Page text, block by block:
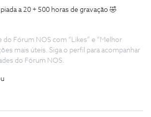
a 20 + 500 horas de gravação 🤣
do Fórum NOS com “Likes” e “Melhor
mais úteis. Siga o perfil para acompanhar
do Fórum NOS.